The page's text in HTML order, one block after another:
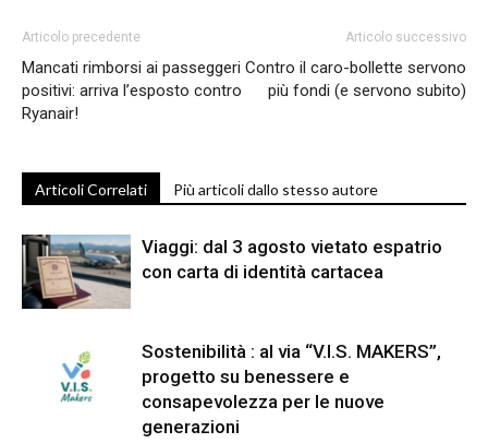
Articolo precedente
Mancati rimborsi ai passeggeri
positivi: arriva l’esposto contro
Ryanair!
Articolo successivo
Contro il caro-bollette servono
più fondi (e servono subito)
Articoli Correlati Più articoli dallo stesso autore
Viaggi: dal 3 agosto vietato espatrio
con carta di identità cartacea
Sostenibilità : al via “V.I.S. MAKERS”,
progetto su benessere e
consapevolezza per le nuove
generazioni